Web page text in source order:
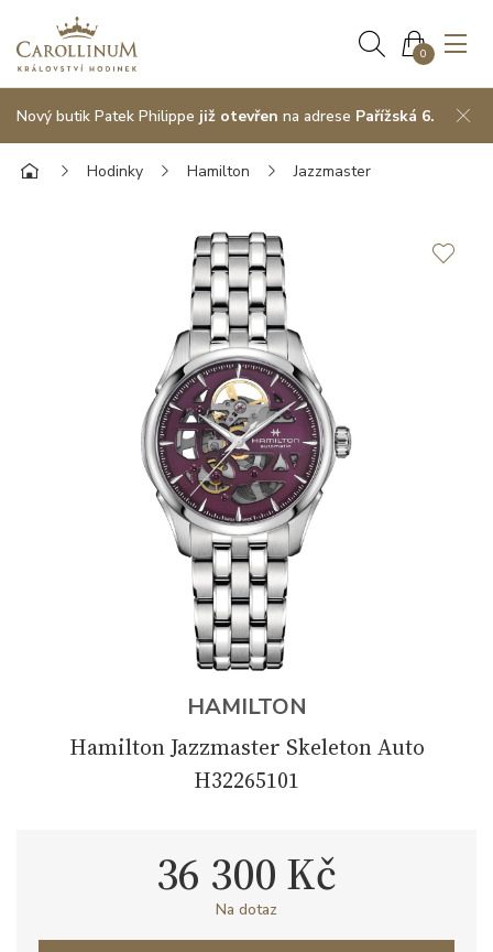
0
Nový butik Patek Philippe již otevřen na adrese Pařížská 6.
Hodinky Hamilton Jazzmaster
HAMILTON
Hamilton Jazzmaster Skeleton Auto
H32265101
36 300 Kč
Na dotaz